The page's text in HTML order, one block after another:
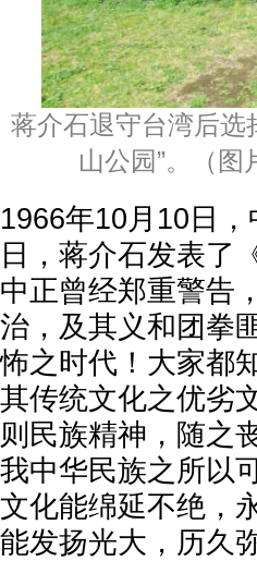
蒋介石退守台湾后选
山公园”。（
1966年10月10日
日，蒋介石发表了
中正曾经郑重警告
治，及其义和团拳
怖之时代！大家都
其传统文化之优劣
则民族精神，随之
我中华民族之所以
文化能绵延不绝，
能发扬光大，历久